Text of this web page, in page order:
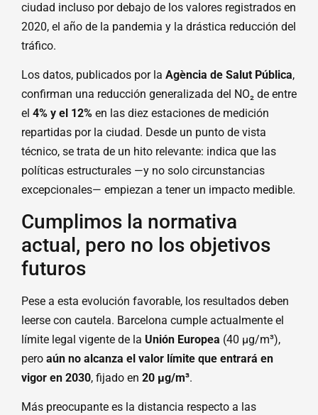
ciudad incluso por debajo de los valores registrados en
2020, el año de la pandemia y la drástica reducción del
tráfico.
Los datos, publicados por la Agència de Salut Pública,
confirman una reducción generalizada del NO₂ de entre
el 4% y el 12% en las diez estaciones de medición
repartidas por la ciudad. Desde un punto de vista
técnico, se trata de un hito relevante: indica que las
políticas estructurales —y no solo circunstancias
excepcionales— empiezan a tener un impacto medible.
Cumplimos la normativa
actual, pero no los objetivos
futuros
Pese a esta evolución favorable, los resultados deben
leerse con cautela. Barcelona cumple actualmente el
límite legal vigente de la Unión Europea (40 µg/m³),
pero aún no alcanza el valor límite que entrará en
vigor en 2030, fijado en 20 µg/m³.
Más preocupante es la distancia respecto a las